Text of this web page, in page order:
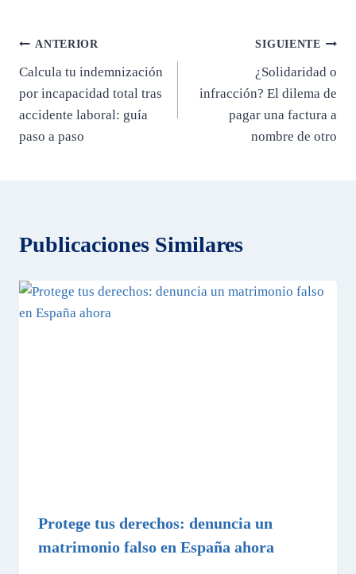
Navegación
de
entradas
ANTERIOR
Calcula tu indemnización
por incapacidad total tras
accidente laboral: guía
paso a paso
SIGUIENTE
¿Solidaridad o
infracción? El dilema de
pagar una factura a
nombre de otro
Publicaciones Similares
Protege tus derechos: denuncia un
matrimonio falso en España ahora